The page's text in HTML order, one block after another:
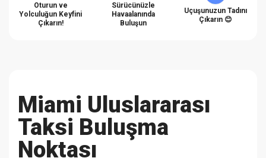
Oturun ve
Yolculuğun Keyfini
Çıkarın!
Sürücünüzle
Havaalanında
Buluşun
Uçuşunuzun Tadını
Çıkarın 😊
Miami Uluslararası
Taksi Buluşma
Noktası